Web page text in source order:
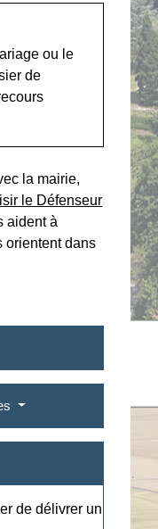
ou le
de
la mairie,
le Défenseur
aident à
orientent dans
de délivrer un